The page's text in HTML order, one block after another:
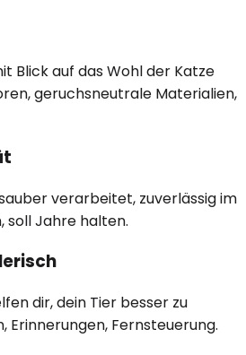
Blick auf das Wohl der Katze
geruchsneutrale Materialien,
verarbeitet, zuverlässig im
soll Jahre halten.
dir, dein Tier besser zu
Erinnerungen, Fernsteuerung.